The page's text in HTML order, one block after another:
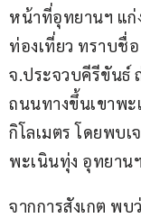
หน้าที่อุทยานฯ แก่
ท่องเที่ยว ทราบชื่
จ.ประจวบคีรีขันธ์
ถนนทางขึ้นเขาพะ
กิโลเมตร โดยพบ
พะเนินทุ่ง อุทยาน
จากการสังเกต พ